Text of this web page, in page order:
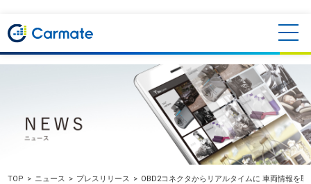
TOP ニュース プレスリリース OBD2コネクタからリアルタイムに 車両情報を